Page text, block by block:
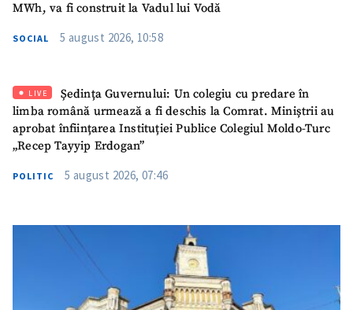
MWh, va fi construit la Vadul lui Vodă
SOCIAL 5 august 2026, 10:58
LIVE
Ședința Guvernului: Un colegiu cu predare în
limba română urmează a fi deschis la Comrat. Miniștrii au
aprobat înființarea Instituției Publice Colegiul Moldo-Turc
„Recep Tayyip Erdogan”
POLITIC 5 august 2026, 07:46